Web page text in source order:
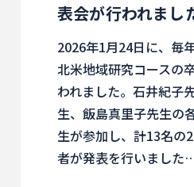
表会が行われまし
2026年1月24日に、毎
北米地域研究コースの
われました。石井紀子
生、飯島真里子先生の
生が参加し、計13名の
者が発表を行いました